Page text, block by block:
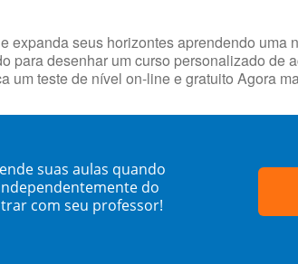
expanda seus horizontes aprendendo
para desenhar um curso personalizado de
teste de nível on-line e gratuito Agora
suas aulas quando
do
com seu professor!